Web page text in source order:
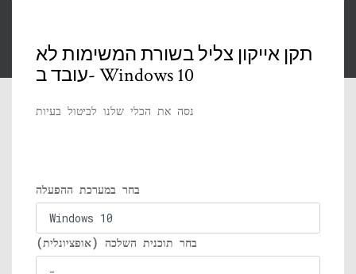
תקן אייקון צליל בשורת המשימות לא
עובד ב- Windows 10
נסה את הכלי שלנו לביטול בעיות
בחר במערכת ההפעלה
בחר תוכנית השלכה (אופציונלית)